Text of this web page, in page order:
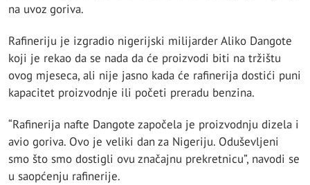
na uvoz goriva.
Rafineriju je izgradio nigerijski milijarder Aliko Dangote
koji je rekao da se nada da će proizvodi biti na tržištu
ovog mjeseca, ali nije jasno kada će rafinerija dostići puni
kapacitet proizvodnje ili početi preradu benzina.
“Rafinerija nafte Dangote započela je proizvodnju dizela i
avio goriva. Ovo je veliki dan za Nigeriju. Oduševljeni
smo što smo dostigli ovu značajnu prekretnicu”, navodi se
u saopćenju rafinerije.